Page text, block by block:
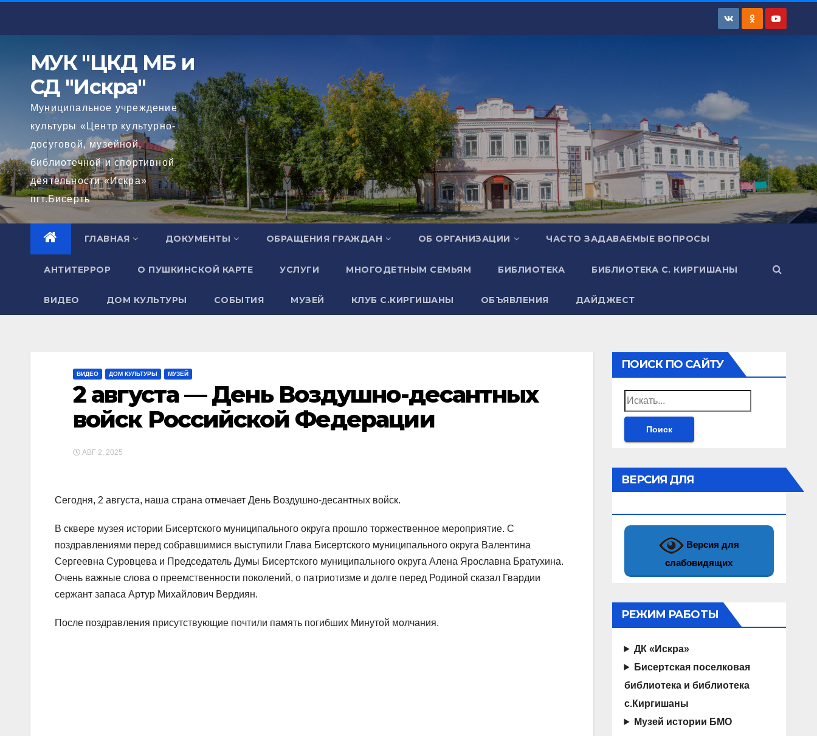
МУК "ЦКД МБ и
СД "Искра"
Муниципальное учреждение
культуры «Центр культурно-
досуговой, музейной,
библиотечной и спортивной
деятельности «Искра»
пгт.Бисерть
ГЛАВНАЯ ДОКУМЕНТЫ ОБРАЩЕНИЯ ГРАЖДАН ОБ ОРГАНИЗАЦИИ ЧАСТО ЗАДАВАЕМЫЕ ВОПРОСЫ
АНТИТЕРРОР О ПУШКИНСКОЙ КАРТЕ УСЛУГИ МНОГОДЕТНЫМ СЕМЬЯМ БИБЛИОТЕКА БИБЛИОТЕКА С. КИРГИШАНЫ
ВИДЕО ДОМ КУЛЬТУРЫ СОБЫТИЯ МУЗЕЙ КЛУБ С.КИРГИШАНЫ ОБЪЯВЛЕНИЯ ДАЙДЖЕСТ
ВИДЕО ДОМ КУЛЬТУРЫ МУЗЕЙ
2 августа — День Воздушно-десантных
войск Российской Федерации
АВГ 2, 2025
Сегодня, 2 августа, наша страна отмечает День Воздушно-десантных войск.
В сквере музея истории Бисертского муниципального округа прошло торжественное мероприятие. С
поздравлениями перед собравшимися выступили Глава Бисертского муниципального округа Валентина
Сергеевна Суровцева и Председатель Думы Бисертского муниципального округа Алена Ярославна Братухина.
Очень важные слова о преемственности поколений, о патриотизме и долге перед Родиной сказал Гвардии
сержант запаса Артур Михайлович Вердиян.
После поздравления присутствующие почтили память погибших Минутой молчания.
ПОИСК ПО САЙТУ
Найти:
ВЕРСИЯ ДЛЯ
Версия для
слабовидящих
РЕЖИМ РАБОТЫ
ДК «Искра»
Бисертская поселковая
библиотека и библиотека
с.Киргишаны
Музей истории БМО